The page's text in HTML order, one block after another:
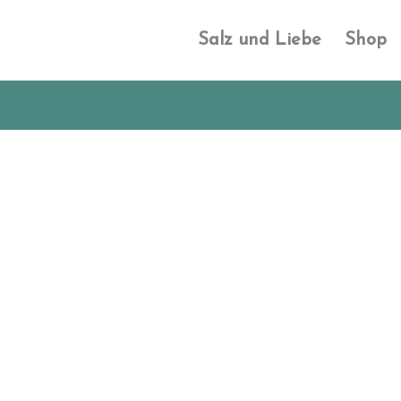
Salz und Liebe Shop